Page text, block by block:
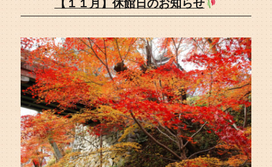
【１１月】休館日のお知らせ